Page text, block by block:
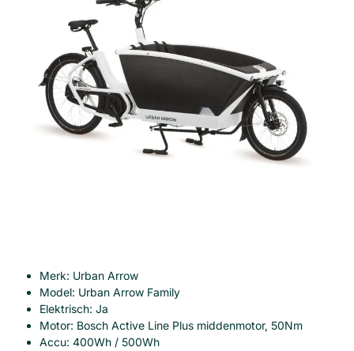
Merk: Urban Arrow
Model: Urban Arrow Family
Elektrisch: Ja
Motor: Bosch Active Line Plus middenmotor, 50Nm
Accu: 400Wh / 500Wh